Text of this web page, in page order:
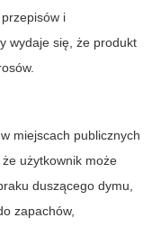
i
wydaje się, że produkt
w miejscach publicznych
użytkownik może
duszącego dymu,
zapachów,